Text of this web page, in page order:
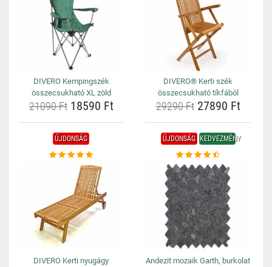
DIVERO Kempingszék
összecsukható XL zöld
21090 Ft18590 Ft
DIVERO® Kerti szék
összecsukható tíkfából
29290 Ft27890 Ft
ÚJDONSÁG
DIVERO Kerti nyugágy
ÚJDONSÁG KEDVEZMÉNY
Andezit mozaik Garth, burkolat